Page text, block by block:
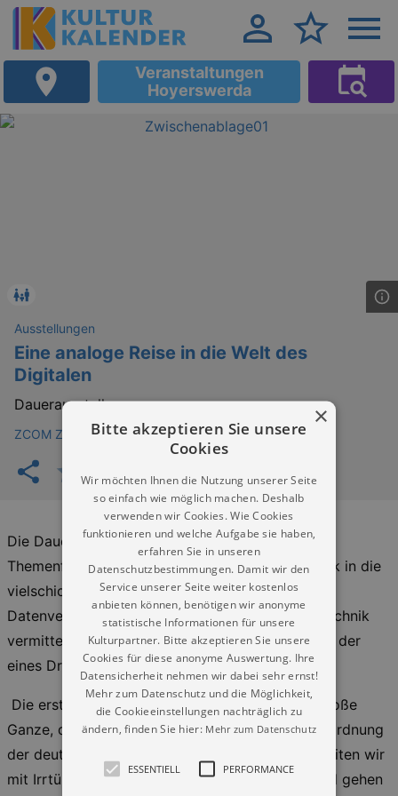
Veranstaltungen
Hoyerswerda
Ausstellungen
Eine analoge Reise in die Welt des
Digitalen
Dauerausstellung
ZCOM Zuse-Computer-Museum
Die Dauerausstellung gliedert sich in mehrere
Themenfelder, welche Ihnen jeweils einen Einblick in die
vielschichtige Entwicklung der digitalen
Datenverarbeitung und Geschichte der Rechentechnik
vermitteln. Die Struktur der Ausstellung kann mit der
eines Dreieckes verglichen werden.
Die erste Ebene (INTERFACE) betrachtet das große
Ganze, die Welt und ermöglicht Ihnen so die Einordnung
der deutsch-deutschen Rechentechnik. Hier arbeiten wir
mit Irrtümern von wichtigen Persönlichkeiten und gehen
×
Bitte akzeptieren Sie unsere
Cookies
Wir möchten Ihnen die Nutzung unserer Seite
so einfach wie möglich machen. Deshalb
verwenden wir Cookies. Wie Cookies
funktionieren und welche Aufgabe sie haben,
erfahren Sie in unseren
Datenschutzbestimmungen. Damit wir den
Service unserer Seite weiter kostenlos
anbieten können, benötigen wir anonyme
statistische Informationen für unsere
Kulturpartner. Bitte akzeptieren Sie unsere
Cookies für diese anonyme Auswertung. Ihre
Datensicherheit nehmen wir dabei sehr ernst!
Mehr zum Datenschutz und die Möglichkeit,
die Cookieeinstellungen nachträglich zu
ändern, finden Sie hier: Mehr zum Datenschutz
ESSENTIELL PERFORMANCE